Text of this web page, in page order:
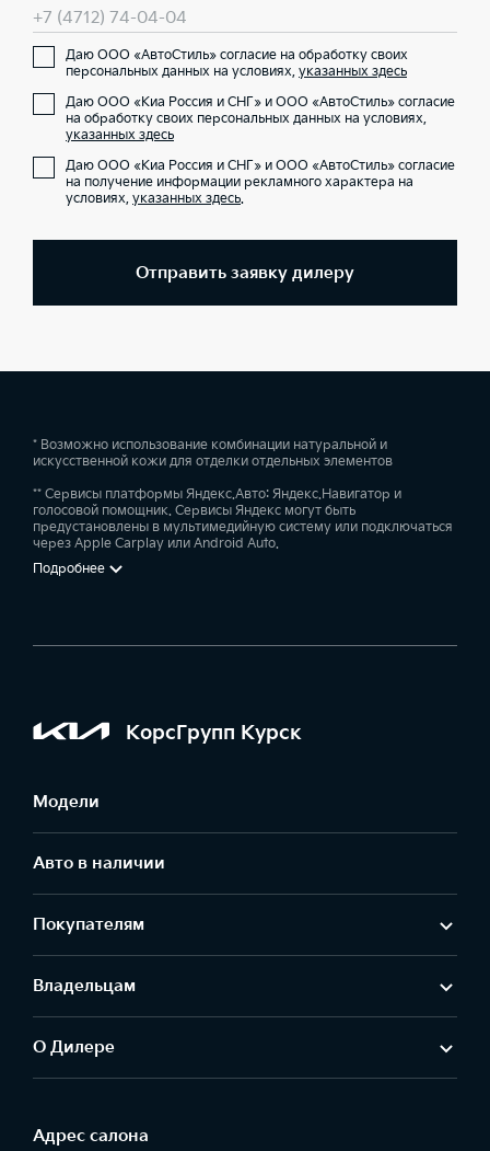
+7 (4712) 74-04-04
Даю ООО «АвтоСтиль» согласие на обработку своих
персональных данных на условиях, указанных здесь
Даю ООО «Киа Россия и СНГ» и ООО «АвтоСтиль» согласие
на обработку своих персональных данных на условиях,
указанных здесь
Даю ООО «Киа Россия и СНГ» и ООО «АвтоСтиль» согласие
на получение информации рекламного характера на
условиях, указанных здесь.
Отправить заявку дилеру
* Возможно использование комбинации натуральной и
искусственной кожи для отделки отдельных элементов
** Сервисы платформы Яндекс.Авто: Яндекс.Навигатор и
голосовой помощник. Сервисы Яндекс могут быть
предустановлены в мультимедийную систему или подключаться
через Apple Carplay или Android Auto.
Подробнее
КорсГрупп Курск
Модели
Авто в наличии
Покупателям
Владельцам
О Дилере
Адрес салонa